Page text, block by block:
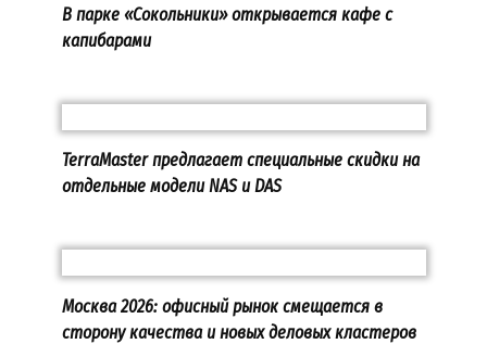
В парке «Сокольники» открывается кафе с
капибарами
TerraMaster предлагает специальные скидки на
отдельные модели NAS и DAS
Москва 2026: офисный рынок смещается в
сторону качества и новых деловых кластеров